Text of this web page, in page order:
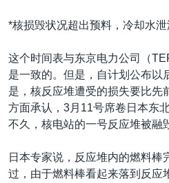
*核损毁状况超出预料，冷却水泄
这个时间表与东京电力公司（
是一致的。但是，自计划公布以
是，核反应堆遭受的损失要比先
方面承认，3月11号席卷日本东
不久，核电站的一号反应堆被融
日本专家说，反应堆内的燃料棒
过，由于燃料棒看起来落到反应